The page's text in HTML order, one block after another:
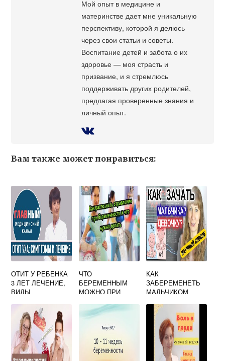
Мой опыт в медицине и
материнстве дает мне уникальную
перспективу, которой я делюсь
через свои статьи и советы.
Воспитание детей и забота о их
здоровье — моя страсть и
призвание, и я стремлюсь
поддерживать других родителей,
предлагая проверенные знания и
личный опыт.
Вам также может понравиться:
ОТИТ У РЕБЕНКА
3 ЛЕТ ЛЕЧЕНИЕ,
ВИДЫ
ЛЕЧЕНИЕ
ЧТО
БЕРЕМЕННЫМ
МОЖНО ПРИ
КАК
ЗАБЕРЕМЕНЕТЬ
МАЛЬЧИКОМ